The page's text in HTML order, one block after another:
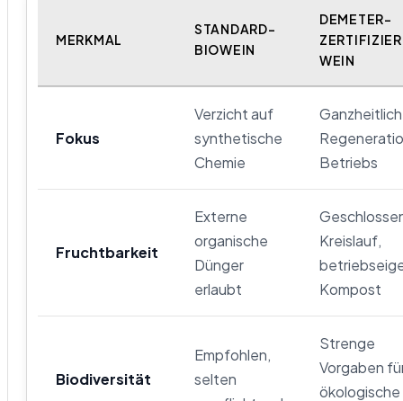
MERKMAL
STANDARD-
BIOWEIN
DEMETER-
WEIN
Fokus
Verzicht auf
synthetische
Chemie
Betriebs
Fruchtbarkeit
Externe
organische
Dünger
erlaubt
Kreislauf,
Kompost
Biodiversität
Empfohlen,
selten
Strenge
Vorgaben
ökologische